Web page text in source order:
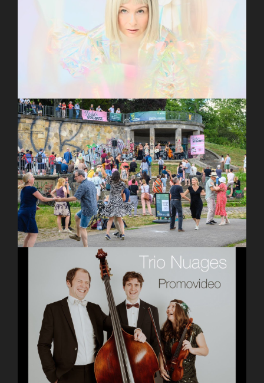
I WANT POETRY – Child
Kultur am Pavillon 2025 – Mach mit bei unserem
Crowdfunding!
Trio Nuages – PROMO VIDEO